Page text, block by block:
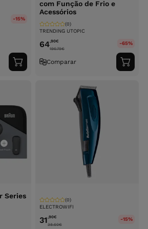
-15%
Adicionar
ao
com Função de Frio e
Acessórios
TRENDING UTOPIC
(0)
64,90€
196.79€
-65%
Comparar
ao
Series
ELECTROWIFI
(0)
31,90€
38.60€
-15%